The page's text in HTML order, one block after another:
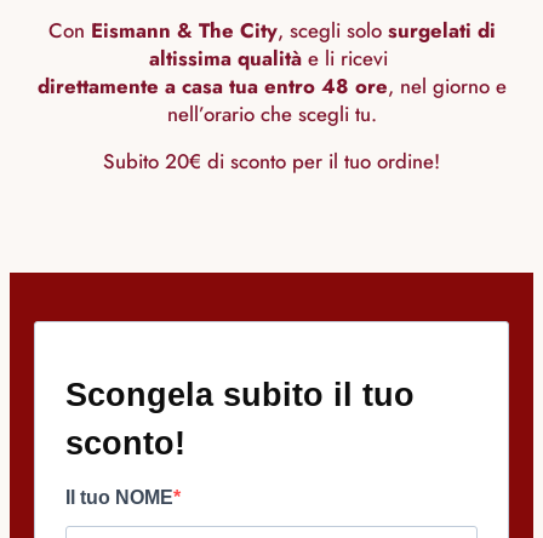
Con Eismann & The City, scegli solo surgelati di
altissima qualità e li ricevi
direttamente a casa tua entro 48 ore, nel giorno e
nell’orario che scegli tu.
Subito 20€ di sconto per il tuo ordine!